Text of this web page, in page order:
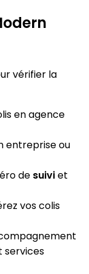
vérifier la
en agence
entreprise ou
de suiviet
vos colis
services